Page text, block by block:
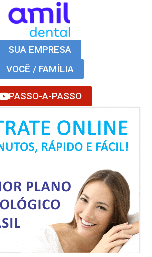
SUA EMPRESA
VOCÊ / FAMÍLIA
PASSO-A-PASSO